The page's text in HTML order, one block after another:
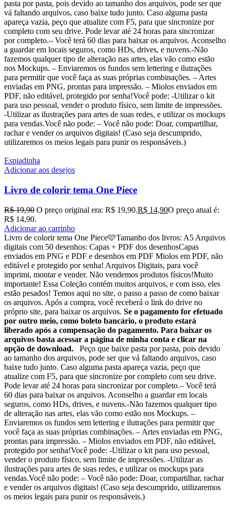
pasta por pasta, pois devido ao tamanho dos arquivos, pode ser que
vá faltando arquivos, caso baixe tudo junto. Caso alguma pasta
apareça vazia, peço que atualize com F5, para que sincronize por
completo com seu drive. Pode levar até 24 horas para sincronizar
por completo.– Você terá 60 dias para baixar os arquivos. Aconselho
a guardar em locais seguros, como HDs, drives, e nuvens.-Não
fazemos qualquer tipo de alteração nas artes, elas vão como estão
nos Mockups. – Enviaremos os fundos sem lettering e ilutrações
para permitir que você faça as suas próprias combinações. – Artes
enviadas em PNG, prontas para impressão. – Miolos enviados em
PDF, não editável, protegido por senha!Você pode: -Utilizar o kit
para uso pessoal, vender o produto físico, sem limite de impressões.
-Utilizar as ilustrações para artes de suas redes, e utilizar os mockups
para vendas.Você não pode: – Você não pode: Doar, compartilhar,
rachar e vender os arquivos digitais! (Caso seja descumprido,
utilizaremos os meios legais para punir os responsáveis.)
Espiadinha
Adicionar aos desejos
Livro de colorir tema One Piece
R$19,90 O preço original era: R$ 19,90.R$ 14,90O preço atual é:
R$ 14,90.
Adicionar ao carrinho
Livro de colorir tema One Piece🩷Tamanho dos livros: A5 Arquivos
digitais com 50 desenhos: Capas + PDF dos desenhosCapas
enviados em PNG e PDF e desenhos em PDF Miolos em PDF, não
editável e protegido por senha! Arquivos Digitais, para você
imprimi, montar e vender. Não vendemos produtos físicos!Muito
importante! Essa Coleção contém muitos arquivos, e com isso, eles
estão pesados! Temos aqui no site, o passo a passo de como baixar
os arquivos. Após a compra, você receberá o link do drive no
próprio site, para baixar os arquivos. Se o pagamento for efetuado
por outro meio, como boleto bancário, o produto estará
liberado após a compensação do pagamento. Para baixar os
arquivos basta acessar a página de minha conta e clicar na
opção de download.
Peço que baixe pasta por pasta, pois devido
ao tamanho dos arquivos, pode ser que vá faltando arquivos, caso
baixe tudo junto. Caso alguma pasta apareça vazia, peço que
atualize com F5, para que sincronize por completo com seu drive.
Pode levar até 24 horas para sincronizar por completo.– Você terá
60 dias para baixar os arquivos. Aconselho a guardar em locais
seguros, como HDs, drives, e nuvens.-Não fazemos qualquer tipo
de alteração nas artes, elas vão como estão nos Mockups. –
Enviaremos os fundos sem lettering e ilutrações para permitir que
você faça as suas próprias combinações. – Artes enviadas em PNG,
prontas para impressão. – Miolos enviados em PDF, não editável,
protegido por senha!Você pode: -Utilizar o kit para uso pessoal,
vender o produto físico, sem limite de impressões. -Utilizar as
ilustrações para artes de suas redes, e utilizar os mockups para
vendas.Você não pode: – Você não pode: Doar, compartilhar, rachar
e vender os arquivos digitais! (Caso seja descumprido, utilizaremos
os meios legais para punir os responsáveis.)